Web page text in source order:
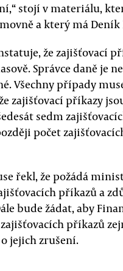
stojí v materiálu,
a který má
že zajišťovací
Správce daně je
Všechny případy
zajišťovací příkazy
sedm
počet
řekl, že požádá
příkazů a
bude žádat, aby
příkazů
jejich zrušení.